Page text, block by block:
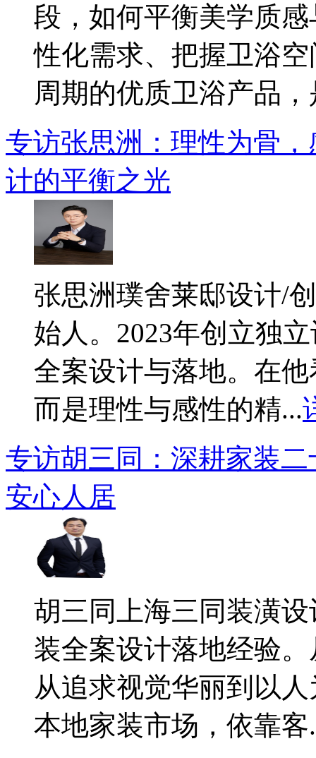
段，如何平衡美学质
性化需求、把握卫浴
周期的优质卫浴产品，
专访张思洲：理性为骨
计的平衡之光
张思洲璞舍莱邸设计/
始人。2023年创立独
全案设计与落地。在
而是理性与感性的精...
专访胡三同：深耕家装
安心人居
胡三同上海三同装潢
装全案设计落地经验
从追求视觉华丽到以
本地家装市场，依靠客